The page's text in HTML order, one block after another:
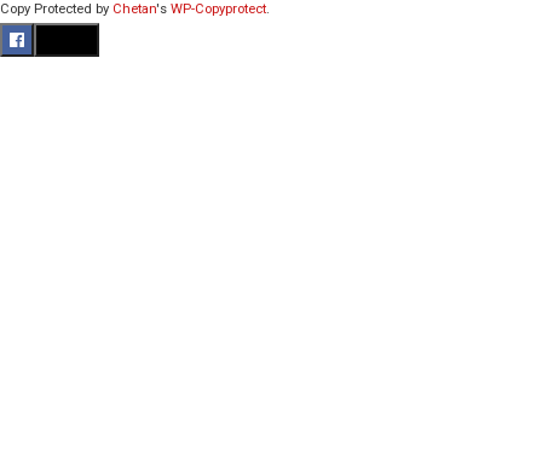
Copy Protected by Chetan's WP-Copyprotect.